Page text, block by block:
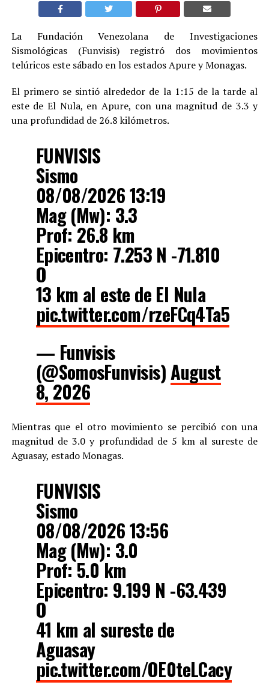
La Fundación Venezolana de Investigaciones
Sismológicas (Funvisis) registró dos movimientos
telúricos este sábado en los estados Apure y Monagas.
El primero se sintió alrededor de la 1:15 de la tarde al
este de El Nula, en Apure, con una magnitud de 3.3 y
una profundidad de 26.8 kilómetros.
FUNVISIS
Sismo
08/08/2026 13:19
Mag (Mw): 3.3
Prof: 26.8 km
Epicentro: 7.253 N -71.810
O
13 km al este de El Nula
pic.twitter.com/rzeFCq4Ta5
— Funvisis
(@SomosFunvisis)August
8, 2026
Mientras que el otro movimiento se percibió con una
magnitud de 3.0 y profundidad de 5 km al sureste de
Aguasay, estado Monagas.
FUNVISIS
Sismo
08/08/2026 13:56
Mag (Mw): 3.0
Prof: 5.0 km
Epicentro: 9.199 N -63.439
O
41 km al sureste de
Aguasay
pic.twitter.com/OE0teLCacy